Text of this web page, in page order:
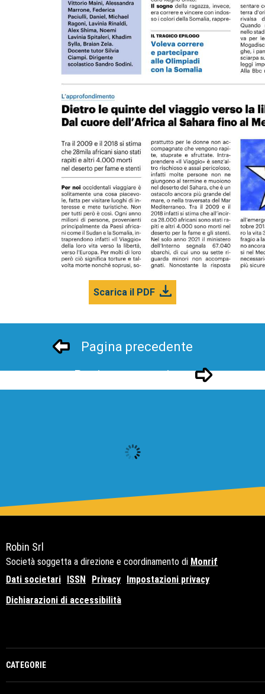
Scarica il PDF
Pagina precedente
Pagina successivo
Robin Srl
Società soggetta a direzione e coordinamento di Monrif
Dati societari
ISSN Privacy
Impostazioni privacy
Dichiarazioni di accessibilità
CATEGORIE